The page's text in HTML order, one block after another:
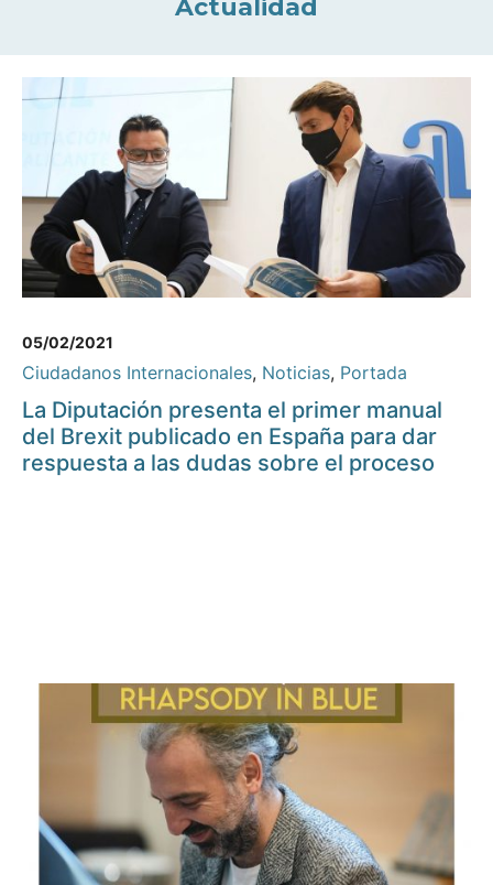
Actualidad
05/02/2021
Ciudadanos Internacionales, Noticias, Portada
La Diputación presenta el primer manual
del Brexit publicado en España para dar
respuesta a las dudas sobre el proceso